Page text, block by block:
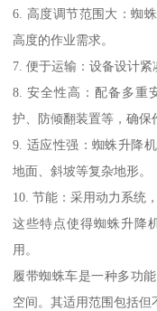
6. 高度调节范围大：蜘
高度的作业需求。
7. 便于运输：设备设计紧
8. 安全性高：配备多重
护、防倾翻装置等，确保
9. 适应性强：蜘蛛升降
地面、斜坡等复杂地形。
10. 节能：采用动力系统
这些特点使得蜘蛛升降
用。
履带蜘蛛车是一种多功
空间。其适用范围包括但